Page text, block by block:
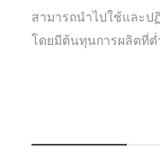
สามารถนำไปใช้และป
โดยมีต้นทุนการผลิตที่ต่